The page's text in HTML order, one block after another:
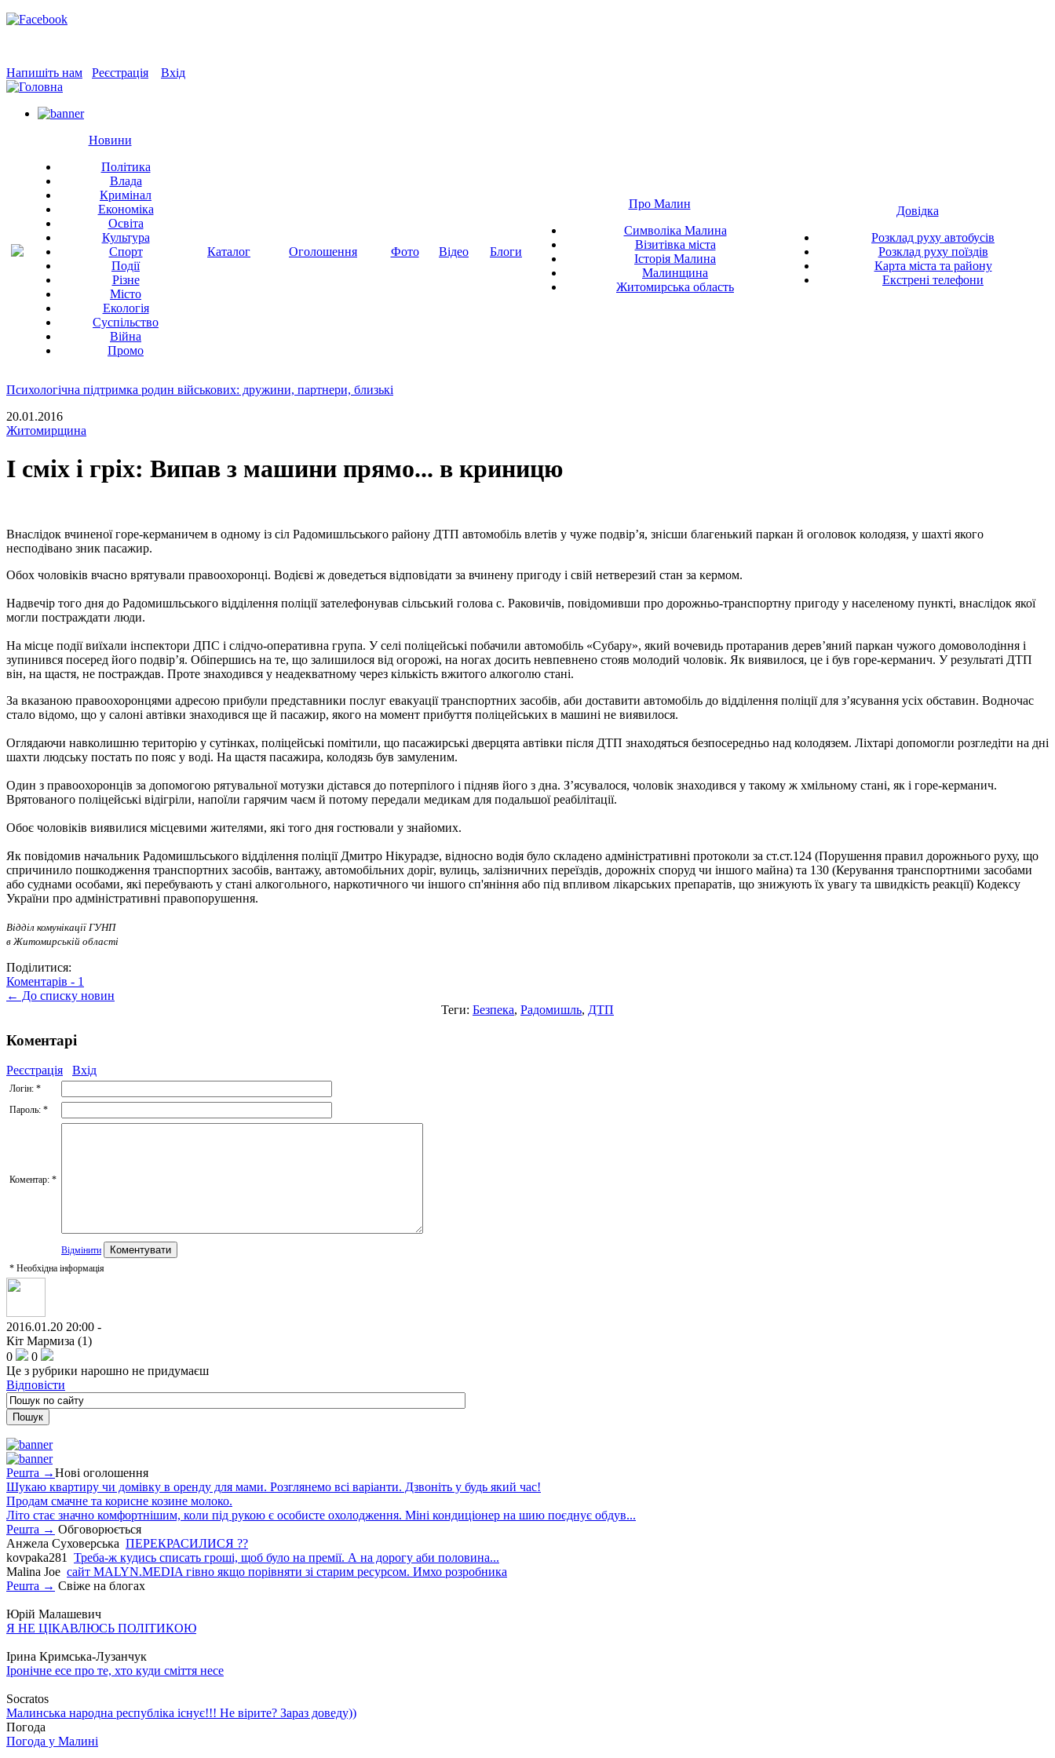
Напишіть нам Реєстрація Вхід
Новини
Політика
Влада
Кримінал
Економіка
Освіта
Культура
Спорт
Події
Різне
Місто
Екологія
Суспільство
Війна
Промо
Каталог Оголошення Фото Відео Блоги
Про Малин
Символіка Малина
Візитівка міста
Історія Малина
Малинщина
Житомирська область
Довідка
Розклад руху автобусів
Розклад руху поїздів
Карта міста та району
Екстрені телефони
Психологічна підтримка родин військових: дружини, партнери, близькі
20.01.2016
Житомирщина
І сміх і гріх: Випав з машини прямо... в криницю
Внаслідок вчиненої горе-керманичем в одному із сіл Радомишльського району ДТП автомобіль влетів у чуже подвір’я, знісши благенький паркан й оголовок колодязя, у шахті якого
несподівано зник пасажир.
Обох чоловіків вчасно врятували правоохоронці. Водієві ж доведеться відповідати за вчинену пригоду і свій нетверезий стан за кермом.
Надвечір того дня до Радомишльського відділення поліції зателефонував сільський голова с. Раковичів, повідомивши про дорожньо-транспортну пригоду у населеному пункті, внаслідок якої
могли постраждати люди.
На місце події виїхали інспектори ДПС і слідчо-оперативна група. У селі поліцейські побачили автомобіль «Субару», який вочевидь протаранив дерев’яний паркан чужого домоволодіння і
зупинився посеред його подвір’я. Обіпершись на те, що залишилося від огорожі, на ногах досить невпевнено стояв молодий чоловік. Як виявилося, це і був горе-керманич. У результаті ДТП
він, на щастя, не постраждав. Проте знаходився у неадекватному через кількість вжитого алкоголю стані.
За вказаною правоохоронцями адресою прибули представники послуг евакуації транспортних засобів, аби доставити автомобіль до відділення поліції для з’ясування усіх обставин. Водночас
стало відомо, що у салоні автівки знаходився ще й пасажир, якого на момент прибуття поліцейських в машині не виявилося.
Оглядаючи навколишню територію у сутінках, поліцейські помітили, що пасажирські дверцята автівки після ДТП знаходяться безпосередньо над колодязем. Ліхтарі допомогли розгледіти на дні
шахти людську постать по пояс у воді. На щастя пасажира, колодязь був замуленим.
Один з правоохоронців за допомогою рятувальної мотузки дістався до потерпілого і підняв його з дна. З’ясувалося, чоловік знаходився у такому ж хмільному стані, як і горе-керманич.
Врятованого поліцейські відігріли, напоїли гарячим чаєм й потому передали медикам для подальшої реабілітації.
Обоє чоловіків виявилися місцевими жителями, які того дня гостювали у знайомих.
Як повідомив начальник Радомишльського відділення поліції Дмитро Нікурадзе, відносно водія було складено адміністративні протоколи за ст.ст.124 (Порушення правил дорожнього руху, що
спричинило пошкодження транспортних засобів, вантажу, автомобільних доріг, вулиць, залізничних переїздів, дорожніх споруд чи іншого майна) та 130 (Керування транспортними засобами
або суднами особами, які перебувають у стані алкогольного, наркотичного чи іншого сп'яніння або під впливом лікарських препаратів, що знижують їх увагу та швидкість реакції) Кодексу
України про адміністративні правопорушення.
Відділ комунікації ГУНП
в Житомирській області
Поділитися:
Коментарів - 1
← До списку новин
Теги: Безпека, Радомишль, ДТП
Коментарі
Реєстрація Вхід
Логін: *
Пароль: *
Коментар: *
Відмінити
* Необхідна інформація
2016.01.20 20:00 -
Кіт Мармиза (1)
0
0
Це з рубрики нарошно не придумаєш
Відповісти
Решта →Нові оголошення
Шукаю квартиру чи домівку в оренду для мами. Розглянемо всі варіанти. Дзвоніть у будь який час!
Продам смачне та корисне козине молоко.
Літо стає значно комфортнішим, коли під рукою є особисте охолодження. Міні кондиціонер на шию поєднує обдув...
Решта → Обговорюється
Анжела Суховерська ПЕРЕКРАСИЛИСЯ ??
kovpaka281
Треба-ж кудись списать гроші, щоб було на премії. А на дорогу аби половина...
Malina Joe сайт MALYN.MEDIA гiвно якщо порiвняти зi старим ресурсом. Имхо розробника
Решта → Свіже на блогах
Юрій Малашевич
Я НЕ ЦІКАВЛЮСЬ ПОЛІТИКОЮ
Ірина Кримська-Лузанчук
Іронічне есе про те, хто куди сміття несе
Socratos
Малинська народна республіка існує!!! Не вірите? Зараз доведу))
Погода
Погода у Малині